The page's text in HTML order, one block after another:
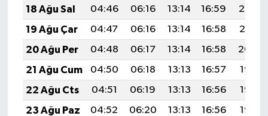
18 Ağu Sal
04:46 06:16 13:14 16:59
20:02
19 Ağu Çar
04:47 06:16 13:14 16:58
20:01
20 Ağu Per
04:48 06:17 13:14 16:58
20:00
21 Ağu Cum
04:50 06:18 13:13 16:57
19:58
22 Ağu Cts
04:51 06:19 13:13 16:56
19:57
23 Ağu Paz
04:52 06:20 13:13 16:56
19:56